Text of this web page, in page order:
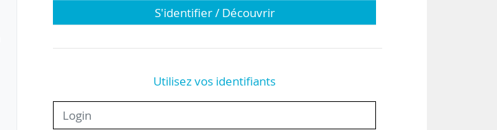
S'identifier / Découvrir
Utilisez vos identifiants